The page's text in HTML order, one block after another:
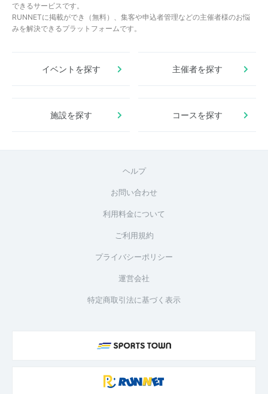
できるサービスです。
RUNNETに掲載ができ（無料）、集客や申込者管理などの主催者様のお悩
みを解決できるプラットフォームです。
イベントを探す 主催者を探す
施設を探す コースを探す
ヘルプ
お問い合わせ
利用料金について
ご利用規約
プライバシーポリシー
運営会社
特定商取引法に基づく表示